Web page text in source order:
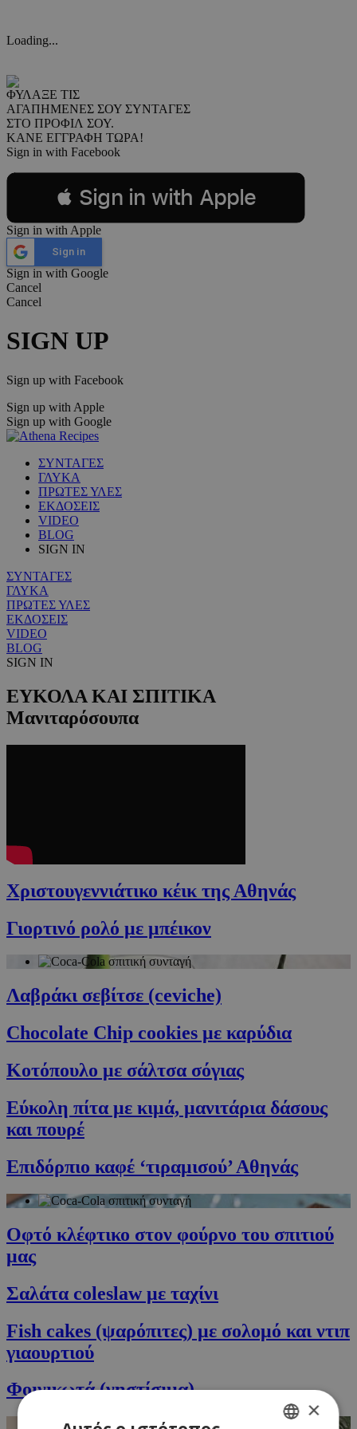
Loading...
ΦΥΛΑΞΕ ΤΙΣ
ΑΓΑΠΗΜΕΝΕΣ ΣΟΥ ΣΥΝΤΑΓΕΣ
ΣΤΟ ΠΡΟΦΙΛ ΣΟΥ.
ΚΑΝΕ ΕΓΓΡΑΦΗ ΤΩΡΑ!
Sign in with Facebook
 Sign in with Apple
Sign in with Apple
Sign in
Sign in with Google
Cancel
Cancel
SIGN UP
Sign up with Facebook
Sign up with Apple
Sign up with Google
ΣΥΝΤΑΓΕΣ
ΓΛΥΚΑ
ΠΡΩΤΕΣ ΥΛΕΣ
ΕΚΔΟΣΕΙΣ
VIDEO
BLOG
SIGN IN
ΣΥΝΤΑΓΕΣ
ΓΛΥΚΑ
ΠΡΩΤΕΣ ΥΛΕΣ
ΕΚΔΟΣΕΙΣ
VIDEO
BLOG
SIGN IN
ΕΥΚΟΛΑ ΚΑΙ ΣΠΙΤΙΚΑ
Μανιταρόσουπα
Χριστουγεννιάτικο κέικ της Αθηνάς
Γιορτινό ρολό με μπέικον
Λαβράκι σεβίτσε (ceviche)
Chocolate Chip cookies με καρύδια
Κοτόπουλο με σάλτσα σόγιας
Εύκολη πίτα με κιμά, μανιτάρια δάσους
και πουρέ
Επιδόρπιο καφέ ‘τιραμισού’ Αθηνάς
Οφτό κλέφτικο στον φούρνο του σπιτιού
μας
Σαλάτα coleslaw με ταχίνι
Fish cakes (ψαρόπιτες) με σολομό και ντιπ
γιαουρτιού
Φοινικωτά (νηστίσιμα)
×